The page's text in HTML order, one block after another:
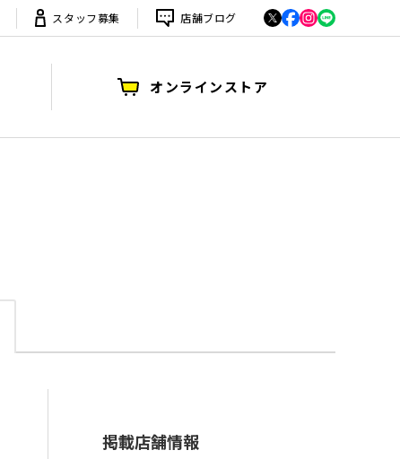
スタッフ募集 店舗ブログ
オンラインストア
掲載店舗情報